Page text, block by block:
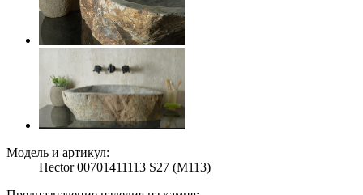
Модель и артикул:
Hector 00701411113 S27 (M113)